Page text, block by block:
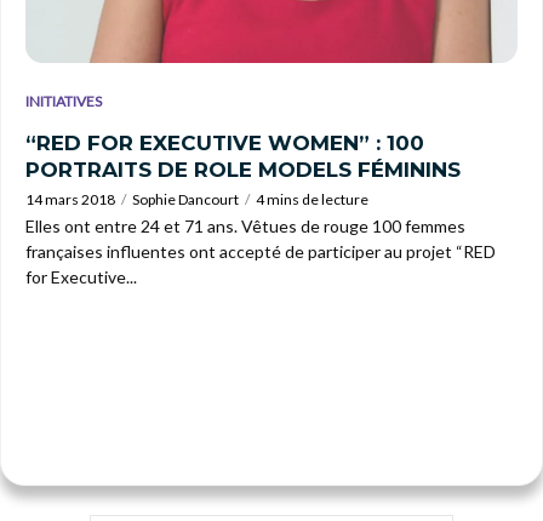
INITIATIVES
“RED FOR EXECUTIVE WOMEN” : 100
PORTRAITS DE ROLE MODELS FÉMININS
14 mars 2018 Sophie Dancourt 4 mins de lecture
Elles ont entre 24 et 71 ans. Vêtues de rouge 100 femmes
françaises influentes ont accepté de participer au projet “RED
for Executive...